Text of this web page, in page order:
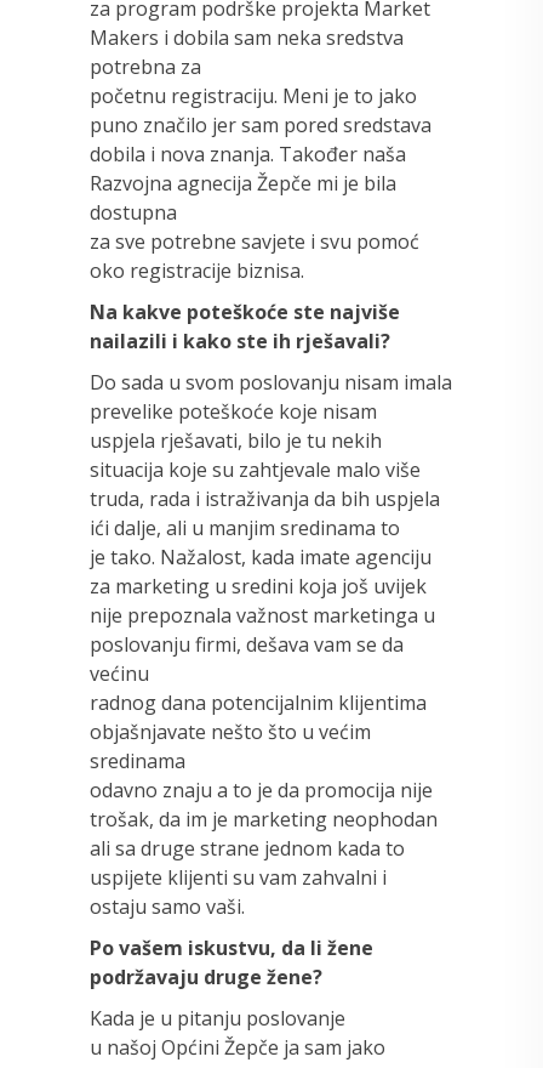
za program podrške projekta Market
Makers i dobila sam neka sredstva
potrebna za
početnu registraciju. Meni je to jako
puno značilo jer sam pored sredstava
dobila i nova znanja. Također naša
Razvojna agnecija Žepče mi je bila
dostupna
za sve potrebne savjete i svu pomoć
oko registracije biznisa.
Na kakve poteškoće ste najviše
nailazili i kako ste ih rješavali?
Do sada u svom poslovanju nisam imala
prevelike poteškoće koje nisam
uspjela rješavati, bilo je tu nekih
situacija koje su zahtjevale malo više
truda, rada i istraživanja da bih uspjela
ići dalje, ali u manjim sredinama to
je tako. Nažalost, kada imate agenciju
za marketing u sredini koja još uvijek
nije prepoznala važnost marketinga u
poslovanju firmi, dešava vam se da
većinu
radnog dana potencijalnim klijentima
objašnjavate nešto što u većim
sredinama
odavno znaju a to je da promocija nije
trošak, da im je marketing neophodan
ali sa druge strane jednom kada to
uspijete klijenti su vam zahvalni i
ostaju samo vaši.
Po vašem iskustvu, da li žene
podržavaju druge žene?
Kada je u pitanju poslovanje
u našoj Općini Žepče ja sam jako